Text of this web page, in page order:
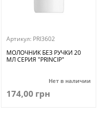
Артикул: PRI3602
МОЛОЧНИК БЕЗ РУЧКИ 20
МЛ СЕРИЯ "PRINCIP"
Нет в наличии
174,00 грн